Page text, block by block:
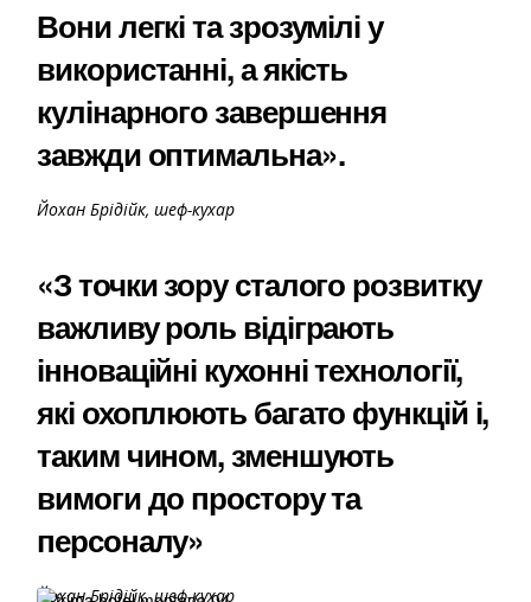
Вони легкі та зрозумілі у
використанні, а якість
кулінарного завершення
завжди оптимальна».
Йохан Брідійк, шеф-кухар
«З точки зору сталого розвитку
важливу роль відіграють
інноваційні кухонні технології,
які охоплюють багато функцій і,
таким чином, зменшують
вимоги до простору та
персоналу»
Йохан Брідійк, шеф-кухар